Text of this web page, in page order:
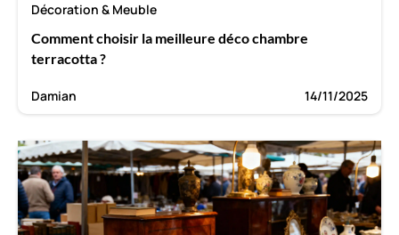
Décoration & Meuble
Comment choisir la meilleure déco chambre
terracotta ?
Damian 14/11/2025